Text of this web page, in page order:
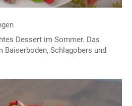
Dessert im Sommer. Das
Baiserboden, Schlagobers und